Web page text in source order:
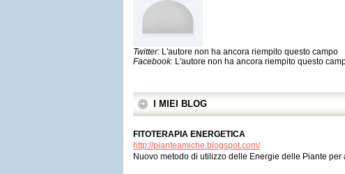
Twitter: L'autore non ha ancora riempito questo campo
Facebook: L'autore non ha ancora riempito questo
I MIEI BLOG
FITOTERAPIA ENERGETICA
http://pianteamiche.blogspot.com/
Nuovo metodo di utilizzo delle Energie delle Piante